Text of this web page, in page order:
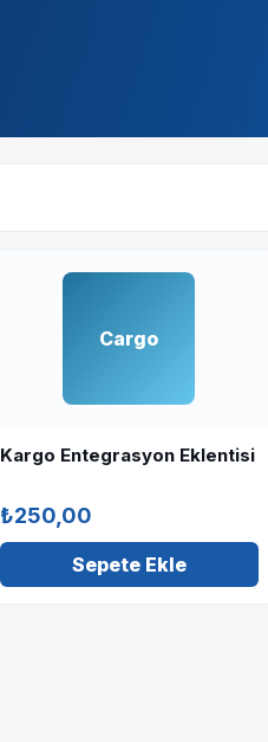
Cargo
Kargo Entegrasyon Eklentisi
₺250,00
Sepete Ekle